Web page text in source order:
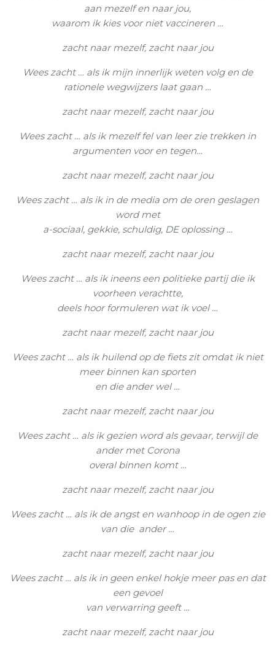
aan mezelf en naar jou,
waarom ik kies voor niet vaccineren …
zacht naar mezelf, zacht naar jou
Wees zacht … als ik mijn innerlijk weten volg en de
rationele wegwijzers laat gaan …
zacht naar mezelf, zacht naar jou
Wees zacht … als ik mezelf fel van leer zie trekken in
argumenten voor en tegen…
zacht naar mezelf, zacht naar jou
Wees zacht … als ik in de media om de oren geslagen
word met
a-sociaal, gekkie, schuldig, DE oplossing …
zacht naar mezelf, zacht naar jou
Wees zacht … als ik ineens een politieke partij die ik
voorheen verachtte,
deels hoor formuleren wat ik voel …
zacht naar mezelf, zacht naar jou
Wees zacht … als ik huilend op de fiets zit omdat ik niet
meer binnen kan sporten
en die ander wel …
zacht naar mezelf, zacht naar jou
Wees zacht … als ik gezien word als gevaar, terwijl de
ander met Corona
overal binnen komt …
zacht naar mezelf, zacht naar jou
Wees zacht … als ik de angst en wanhoop in de ogen zie
van die ander …
zacht naar mezelf, zacht naar jou
Wees zacht … als ik in geen enkel hokje meer pas en dat
een gevoel
van verwarring geeft …
zacht naar mezelf, zacht naar jou